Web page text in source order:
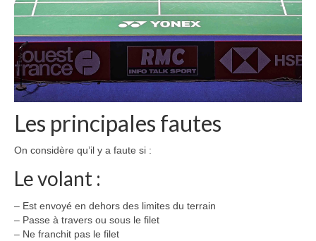
Les principales fautes
On considère qu’il y a faute si :
Le volant :
– Est envoyé en dehors des limites du terrain
– Passe à travers ou sous le filet
– Ne franchit pas le filet